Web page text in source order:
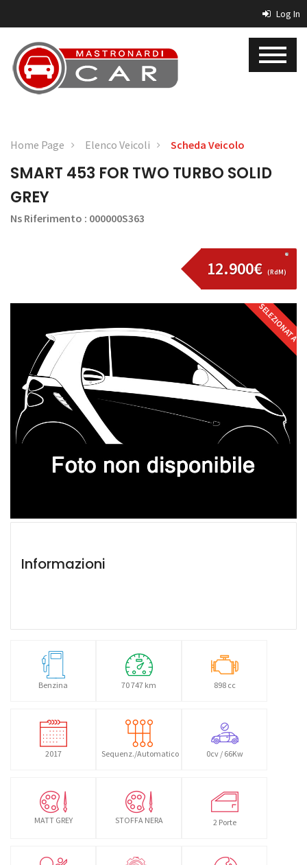
Log In
Home Page Elenco Veicoli Scheda Veicolo
SMART 453 FOR TWO TURBO SOLID
GREY
Ns Riferimento : 000000S363
12.900€ (RdM)
SELEZIONATA
Informazioni
Benzina 70 747 km 898 cc
2017 Sequenz./Automatico 0cv / 66Kw
MATT GREY STOFFA NERA 2 Porte